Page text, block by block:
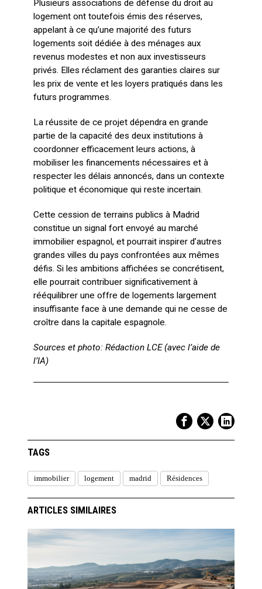
Plusieurs associations de défense du droit au
logement ont toutefois émis des réserves,
appelant à ce qu’une majorité des futurs
logements soit dédiée à des ménages aux
revenus modestes et non aux investisseurs
privés. Elles réclament des garanties claires sur
les prix de vente et les loyers pratiqués dans les
futurs programmes.
La réussite de ce projet dépendra en grande
partie de la capacité des deux institutions à
coordonner efficacement leurs actions, à
mobiliser les financements nécessaires et à
respecter les délais annoncés, dans un contexte
politique et économique qui reste incertain.
Cette cession de terrains publics à Madrid
constitue un signal fort envoyé au marché
immobilier espagnol, et pourrait inspirer d’autres
grandes villes du pays confrontées aux mêmes
défis. Si les ambitions affichées se concrétisent,
elle pourrait contribuer significativement à
rééquilibrer une offre de logements largement
insuffisante face à une demande qui ne cesse de
croître dans la capitale espagnole.
Sources et photo: Rédaction LCE (avec l’aide de
l’IA)
TAGS
immobilier logement madrid Résidences
ARTICLES SIMILAIRES